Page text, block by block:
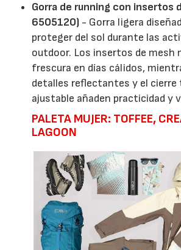
Gorra de running con insertos
6505120) - Gorra ligera
proteger del sol durante las
outdoor. Los insertos de mesh
frescura en días cálidos,
detalles reflectantes y el cierre
ajustable añaden practicidad y
PALETA MUJER: TOFFEE,
LAGOON